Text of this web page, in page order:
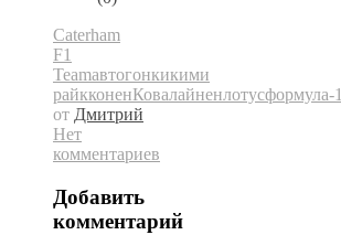
Caterham
F1
Teamавтогонкикими
райкконенКовалайненлотусформула-1
от Дмитрий
Нет
комментариев
Добавить
комментарий